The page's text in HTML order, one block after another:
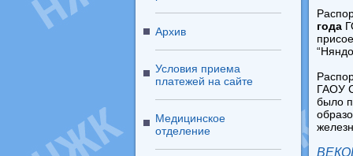
Архив
Условия приема
платежей на сайте
Медицинское
отделение
года
ГАОУ
было